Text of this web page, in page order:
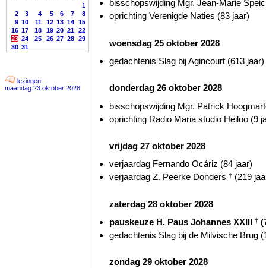
1
2
3 4 5 6 7
8
9 10 11 12 13 14 15
16 17 18 19 20 21 22
23 24 25 26 27 28 29
30 31
lezingen
maandag 23 oktober 2028
bisschopswijding Mgr. Jean-Marie
oprichting Verenigde Naties (83 jaar)
woensdag 25 oktober 2028
gedachtenis Slag bij Agincourt (613 jaar)
donderdag 26 oktober 2028
bisschopswijding Mgr. Patrick
oprichting Radio Maria studio Heiloo (9
vrijdag 27 oktober 2028
verjaardag Fernando Ocáriz (84 jaar)
verjaardag Z. Peerke Donders † (219
zaterdag 28 oktober 2028
pauskeuze H. Paus Johannes XXIII †
gedachtenis Slag bij de Milvische Brug
zondag 29 oktober 2028